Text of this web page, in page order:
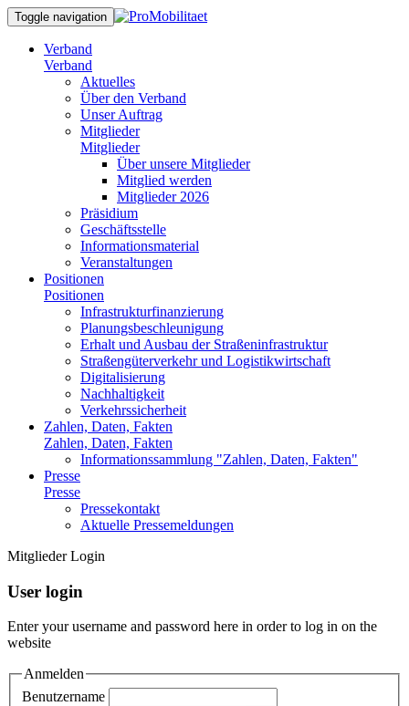
Toggle navigation
Verband
Verband
Aktuelles
Über den Verband
Unser Auftrag
Mitglieder
Mitglieder
Über unsere Mitglieder
Mitglied werden
Mitglieder 2026
Präsidium
Geschäftsstelle
Informationsmaterial
Veranstaltungen
Positionen
Positionen
Infrastrukturfinanzierung
Planungsbeschleunigung
Erhalt und Ausbau der Straßeninfrastruktur
Straßengüterverkehr und Logistikwirtschaft
Digitalisierung
Nachhaltigkeit
Verkehrssicherheit
Zahlen, Daten, Fakten
Zahlen, Daten, Fakten
Informationssammlung "Zahlen, Daten, Fakten"
Presse
Presse
Pressekontakt
Aktuelle Pressemeldungen
Mitglieder Login
User login
Enter your username and password here in order to log in on the
website
Anmelden
Benutzername